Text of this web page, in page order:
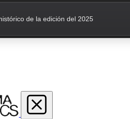
de la edición del 2025